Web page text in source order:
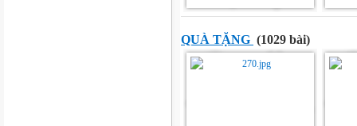
QUÀ TẶNG (1029 bài)